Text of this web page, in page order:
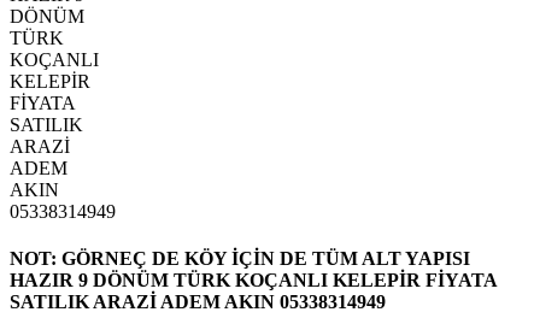
NOT: GÖRNEÇ DE KÖY İÇİN DE TÜM ALT YAPISI
HAZIR 9 DÖNÜM TÜRK KOÇANLI KELEPİR FİYATA
SATILIK ARAZİ ADEM AKIN 05338314949